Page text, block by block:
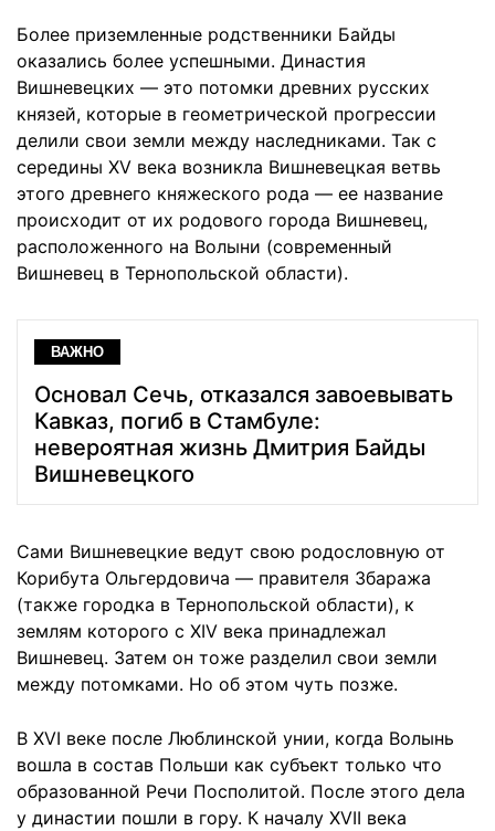
Более приземленные родственники Байды
оказались более успешными. Династия
Вишневецких — это потомки древних русских
князей, которые в геометрической прогрессии
делили свои земли между наследниками. Так с
середины XV века возникла Вишневецкая ветвь
этого древнего княжеского рода — ее название
происходит от их родового города Вишневец,
расположенного на Волыни (современный
Вишневец в Тернопольской области).
ВАЖНО
Основал Сечь, отказался завоевывать
Кавказ, погиб в Стамбуле:
невероятная жизнь Дмитрия Байды
Вишневецкого
Сами Вишневецкие ведут свою родословную от
Корибута Ольгердовича — правителя Збаража
(также городка в Тернопольской области), к
землям которого с XIV века принадлежал
Вишневец. Затем он тоже разделил свои земли
между потомками. Но об этом чуть позже.
В XVI веке после Люблинской унии, когда Волынь
вошла в состав Польши как субъект только что
образованной Речи Посполитой. После этого дела
у династии пошли в гору. К началу XVII века